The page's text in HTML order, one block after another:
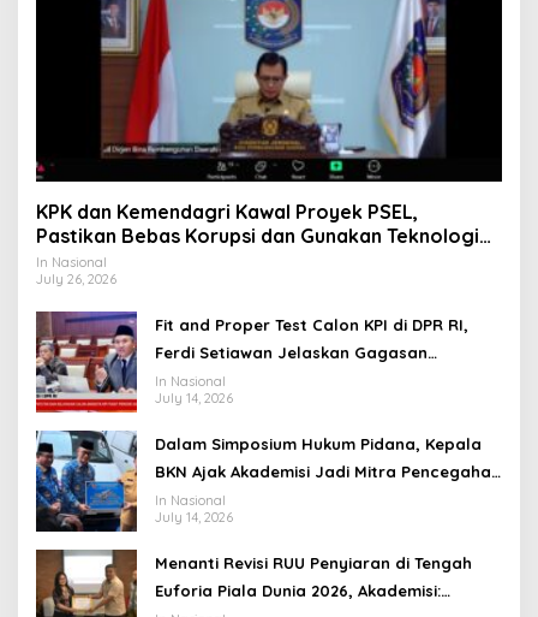
KPK dan Kemendagri Kawal Proyek PSEL,
Pastikan Bebas Korupsi dan Gunakan Teknologi
Ramah Lingkungan
In Nasional
July 26, 2026
Fit and Proper Test Calon KPI di DPR RI,
Ferdi Setiawan Jelaskan Gagasan
Transformasi Menuju Ekosistem Penyiaran
yang Adaptif
In Nasional
July 14, 2026
Dalam Simposium Hukum Pidana, Kepala
BKN Ajak Akademisi Jadi Mitra Pencegahan
Tindak Pidana di Birokrasi
In Nasional
July 14, 2026
Menanti Revisi RUU Penyiaran di Tengah
Euforia Piala Dunia 2026, Akademisi: